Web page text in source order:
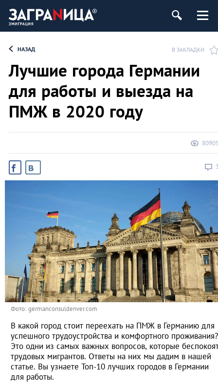
НАЗАД В ЗАКЛАДКИ
Лучшие города Германии
для работы и выезда на
ПМЖ в 2020 году
Фото: germanconsuldenver.com
В какой город стоит переехать на ПМЖ в Германию для
успешного трудоустройства и комфортного проживания?
Это одни из самых важных вопросов, которые
трудовых мигрантов. Ответы на них мы дадим в нашей
статье. Вы узнаете Топ-10 лучших городов в Германии
для работы.